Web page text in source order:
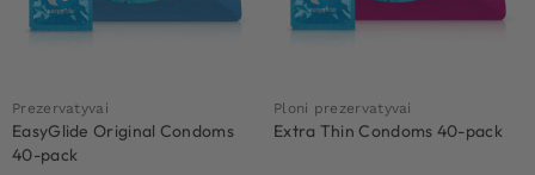
Prezervatyvai
EasyGlide Original Condoms
40-pack
Ploni prezervatyvai
Extra Thin Condoms 40-pack